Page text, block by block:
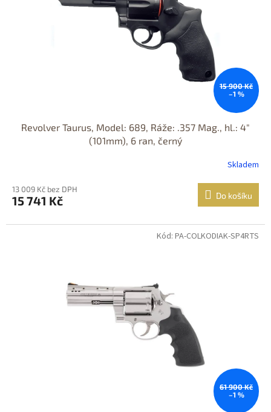
15 900 Kč
–1 %
Revolver Taurus, Model: 689, Ráže: .357 Mag., hl.: 4"
(101mm), 6 ran, černý
Skladem
13 009 Kč bez DPH
15 741 Kč Do košíku
61 900 Kč
–1 %
Kód: PA-COLKODIAK-SP4RTS